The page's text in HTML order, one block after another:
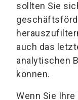
sollten Sie
auch das
analytischen
können.
Wenn Sie Ihre